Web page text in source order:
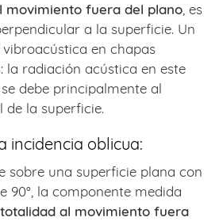
movimiento fuera del plano, es
a la superficie. Un
en chapas
la radiación acústica en este
debe principalmente al
la superficie.
incidencia oblicua:
sobre una superficie plana con
90°, la componente medida
al movimiento fuera